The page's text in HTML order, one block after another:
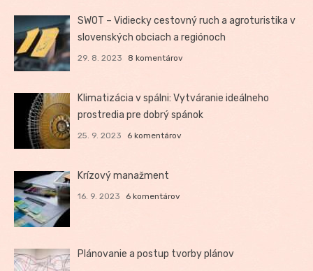
SWOT – Vidiecky cestovný ruch a agroturistika v
slovenských obciach a regiónoch
29. 8. 2023 8 komentárov
Klimatizácia v spálni: Vytváranie ideálneho
prostredia pre dobrý spánok
25. 9. 2023 6 komentárov
Krízový manažment
16. 9. 2023 6 komentárov
Plánovanie a postup tvorby plánov